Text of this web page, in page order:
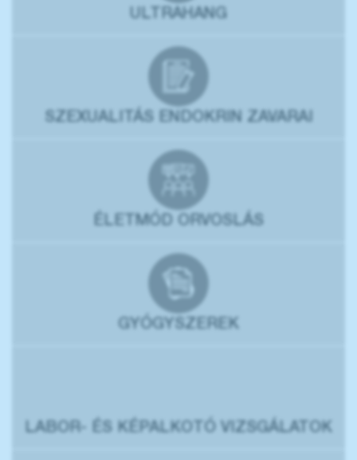
ULTRAHANG
SZEXUALITÁS ENDOKRIN ZAVARAI
ÉLETMÓD ORVOSLÁS
GYÓGYSZEREK
LABOR- ÉS KÉPALKOTÓ VIZSGÁLATOK